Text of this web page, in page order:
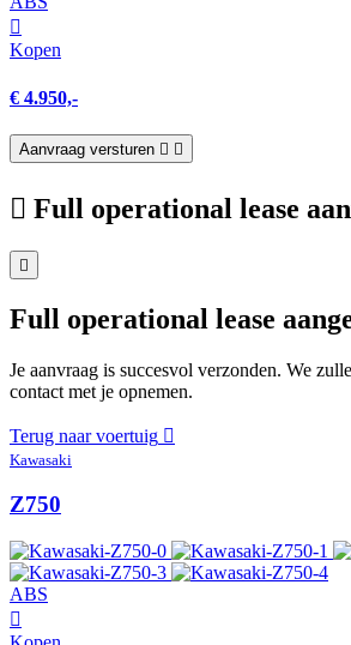
Kopen
€ 4.950,-
Aanvraag versturen
Full operational lease
Full operational lease
Je aanvraag is succesvol verzonden. We
contact met je opnemen.
Terug naar voertuig
Kawasaki
Z750
ABS